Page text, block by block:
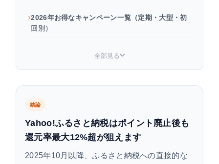
2026年お得なキャンペーン一覧（定期・大型・初
回別）
ンペーンの条件まとめ
初回限定の特典：デビューキャンペーン＋ジャン
キャンペーンを重ねて最大還元——おすすめ組み
全部見る
結論
Yahoo!ふるさと納税はポイント廃止後も
還元率最大12%超が狙えます
2025年10月以降、ふるさと納税への直接的な